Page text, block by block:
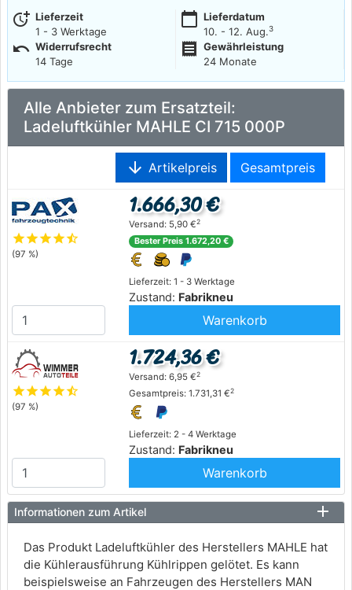
more_time Lieferzeit
1 - 3 Werktage
calendar_today Lieferdatum
10. - 12. Aug.3
undo Widerrufsrecht
14 Tage
receipt
Gewährleistung
24 Monate
Alle Anbieter zum Ersatzteil:
Ladeluftkühler MAHLE CI 715 000P
arrow_downward Artikelpreis Gesamtpreis
starstarstarstarstar_half
(97 %)
Lieferzeit: 1 - 3 Werktage
Zustand: Fabrikneu
1.666,30 €
Versand: 5,90 €2
Bester Preis 1.672,20 €
Warenkorb
starstarstarstarstar_half
(97 %)
Lieferzeit: 2 - 4 Werktage
Zustand: Fabrikneu
1.724,36 €
Versand: 6,95 €2
Gesamtpreis: 1.731,31 €2
Warenkorb
Informationen zum Artikel
Das Produkt Ladeluftkühler des Herstellers MAHLE hat
die Kühlerausführung Kühlrippen gelötet. Es kann
beispielsweise an Fahrzeugen des Herstellers MAN